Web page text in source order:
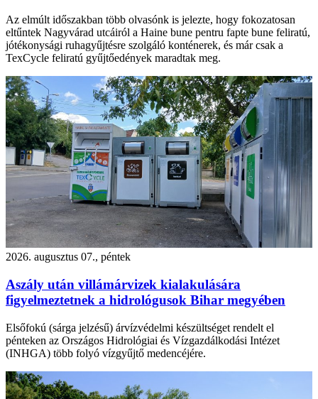
Az elmúlt időszakban több olvasónk is jelezte, hogy fokozatosan
eltűntek Nagyvárad utcáiról a Haine bune pentru fapte bune feliratú,
jótékonysági ruhagyűjtésre szolgáló konténerek, és már csak a
TexCycle feliratú gyűjtőedények maradtak meg.
2026. augusztus 07., péntek
Aszály után villámárvizek kialakulására
figyelmeztetnek a hidrológusok Bihar megyében
Elsőfokú (sárga jelzésű) árvízvédelmi készültséget rendelt el
pénteken az Országos Hidrológiai és Vízgazdálkodási Intézet
(INHGA) több folyó vízgyűjtő medencéjére.